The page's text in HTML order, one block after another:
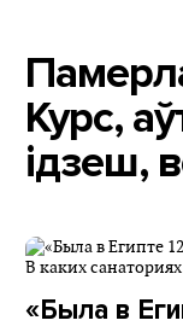
Курс,
ідзеш,
«Была в